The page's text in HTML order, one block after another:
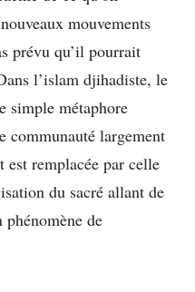
mouvements
prévu qu’il pourrait
l’islam djihadiste, le
simple métaphore
communauté largement
est remplacée par celle
du sacré allant de
de